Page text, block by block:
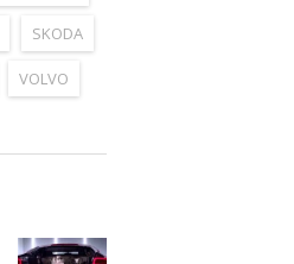
SKODA
VOLVO